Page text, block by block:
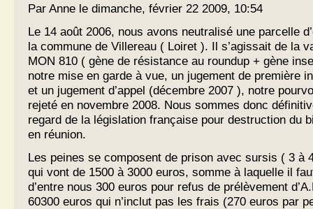
Par Anne le dimanche, février 22 2009, 10:54
Le 14 août 2006, nous avons neutralisé une parcelle
la commune de Villereau ( Loiret ). Il s’agissait de la
MON 810 ( gène de résistance au roundup + gène
notre mise en garde à vue, un jugement de première
et un jugement d’appel (décembre 2007 ), notre
rejeté en novembre 2008. Nous sommes donc
regard de la législation française pour destruction du
en réunion.
Les peines se composent de prison avec sursis ( 3 à
qui vont de 1500 à 3000 euros, somme à laquelle il
d’entre nous 300 euros pour refus de prélèvement
60300 euros qui n’inclut pas les frais (270 euros par